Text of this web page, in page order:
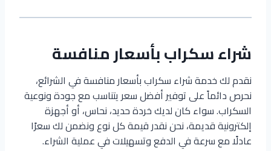
شراء سكراب بأسعار منافسة
نقدم لك خدمة شراء سكراب بأسعار منافسة في الشرائع،
نحرص دائماً على توفير أفضل سعر يتناسب مع جودة ونوعية
السكراب. سواء كان لديك خردة حديد، نحاس، أو أجهزة
إلكترونية قديمة، نحن نقدر قيمة كل نوع ونضمن لك سعرًا
عادلًا مع سرعة في الدفع وتسهيلات في عملية الشراء.